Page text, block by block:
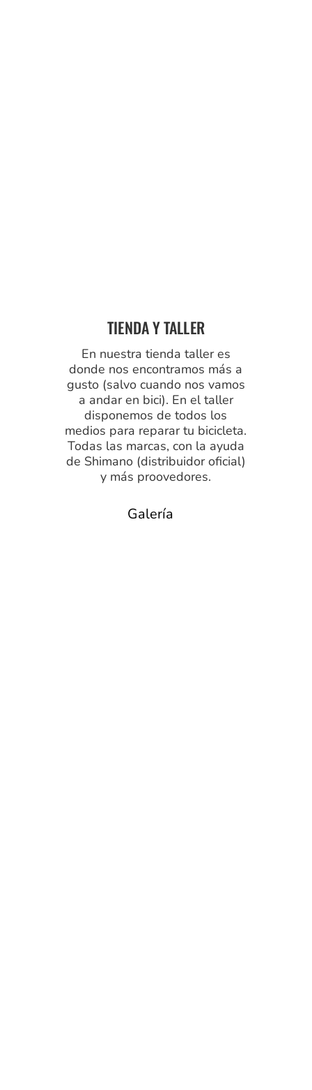
TIENDA Y TALLER
En nuestra tienda taller es
donde nos encontramos más a
gusto (salvo cuando nos vamos
a andar en bici). En el taller
disponemos de todos los
medios para reparar tu bicicleta.
Todas las marcas, con la ayuda
de Shimano (distribuidor oficial)
y más proovedores.
Galería